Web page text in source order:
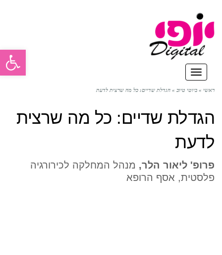
תפריט
ראשי » ביוטי טיוב » הגדלת שדיים: כל מה שרצית לדעת
הגדלת שדיים: כל מה שרצית
לדעת
פרופ' ליאור הלר, מנהל המחלקה לכירורגיה
פלסטית, אסף הרופא
פתח